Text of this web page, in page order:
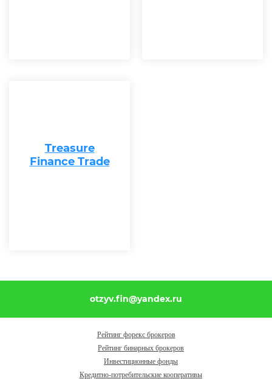
Treasure
Finance Trade
otzyv.fin@yandex.ru
Рейтинг форекс брокеров
Рейтинг бинарных брокеров
Инвестиционные фонды
Кредитно-потребительские кооперативы